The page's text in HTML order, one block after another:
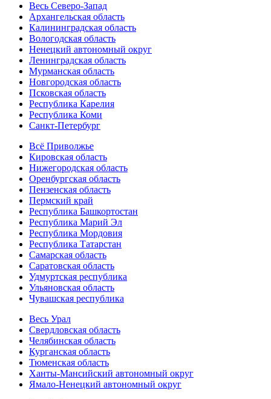
Весь Северо-Запад
Архангельская область
Калининградская область
Вологодская область
Ненецкий автономный округ
Ленинградская область
Мурманская область
Новгородская область
Псковская область
Республика Карелия
Республика Коми
Санкт-Петербург
Всё Приволжье
Кировская область
Нижегородская область
Оренбургская область
Пензенская область
Пермский край
Республика Башкортостан
Республика Марий Эл
Республика Мордовия
Республика Татарстан
Самарская область
Саратовская область
Удмуртская республика
Ульяновская область
Чувашская республика
Весь Урал
Свердловская область
Челябинская область
Курганская область
Тюменская область
Ханты-Мансийский автономный округ
Ямало-Ненецкий автономный округ